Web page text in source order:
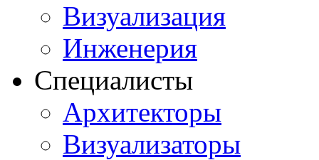
Визуализация
Инженерия
Специалисты
Архитекторы
Визуализаторы